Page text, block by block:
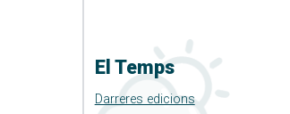
El Temps
Darreres edicions